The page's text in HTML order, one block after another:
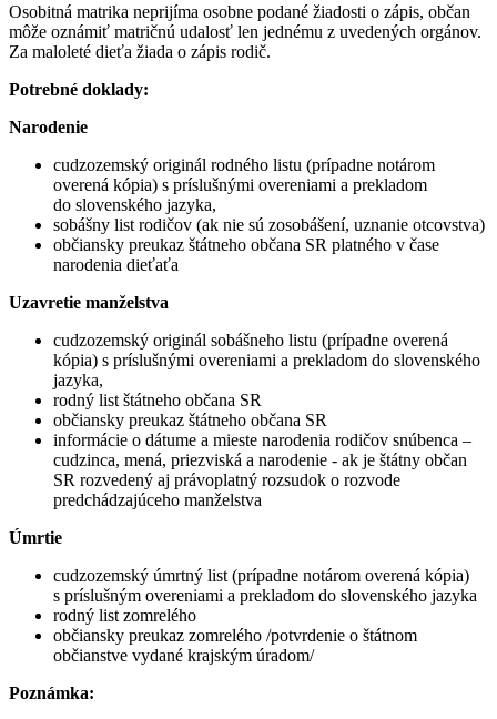
Osobitná matrika neprijíma osobne podané žiadosti o zápis, občan
môže oznámiť matričnú udalosť len jednému z uvedených orgánov.
Za maloleté dieťa žiada o zápis rodič.
Potrebné doklady:
Narodenie
cudzozemský originál rodného listu (prípadne notárom
overená kópia) s príslušnými overeniami a prekladom
do slovenského jazyka,
sobášny list rodičov (ak nie sú zosobášení, uznanie otcovstva)
občiansky preukaz štátneho občana SR platného v čase
narodenia dieťaťa
Uzavretie manželstva
cudzozemský originál sobášneho listu (prípadne overená
kópia) s príslušnými overeniami a prekladom do slovenského
jazyka,
rodný list štátneho občana SR
občiansky preukaz štátneho občana SR
informácie o dátume a mieste narodenia rodičov snúbenca –
cudzinca, mená, priezviská a narodenie - ak je štátny občan
SR rozvedený aj právoplatný rozsudok o rozvode
predchádzajúceho manželstva
Úmrtie
cudzozemský úmrtný list (prípadne notárom overená kópia)
s príslušným overeniami a prekladom do slovenského jazyka
rodný list zomrelého
občiansky preukaz zomrelého /potvrdenie o štátnom
občianstve vydané krajským úradom/
Poznámka: